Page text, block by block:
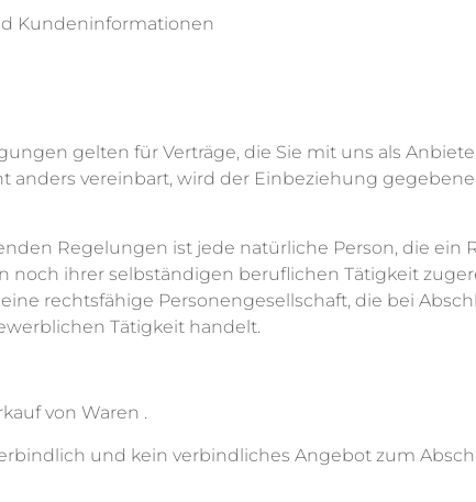
Kundeninformationen
gelten für Verträge, die Sie mit uns als
anders vereinbart, wird der Einbeziehung
Regelungen ist jede natürliche Person, die ein
ihrer selbständigen beruflichen Tätigkeit
rechtsfähige Personengesellschaft, die bei
Tätigkeit handelt.
von Waren .
und kein verbindliches Angebot zum